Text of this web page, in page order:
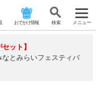
おでかけ情報 検 索 メニュー
ット】
とみらいフェスティバ